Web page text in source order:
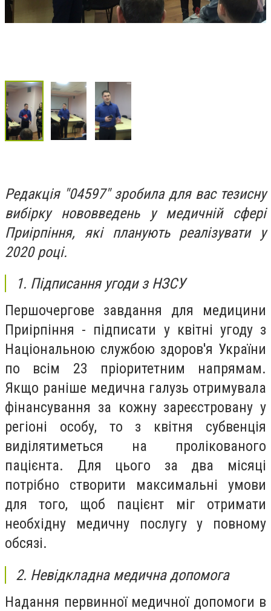
Редакція "04597" зробила для вас тезисну
вибірку нововведень у медичній сфері
Приірпіння, які планують реалізувати у
2020 році.
1. Підписання угоди з НЗСУ
Першочергове завдання для медицини
Приірпіння - підписати у квітні угоду з
Національною службою здоров'я України
по всім 23 пріоритетним напрямам.
Якщо раніше медична галузь отримувала
фінансування за кожну зареєстровану у
регіоні особу, то з квітня субвенція
виділятиметься на пролікованого
пацієнта. Для цього за два місяці
потрібно створити максимальні умови
для того, щоб пацієнт міг отримати
необхідну медичну послугу у повному
обсязі.
2. Невідкладна медична допомога
Надання первинної медичної допомоги в